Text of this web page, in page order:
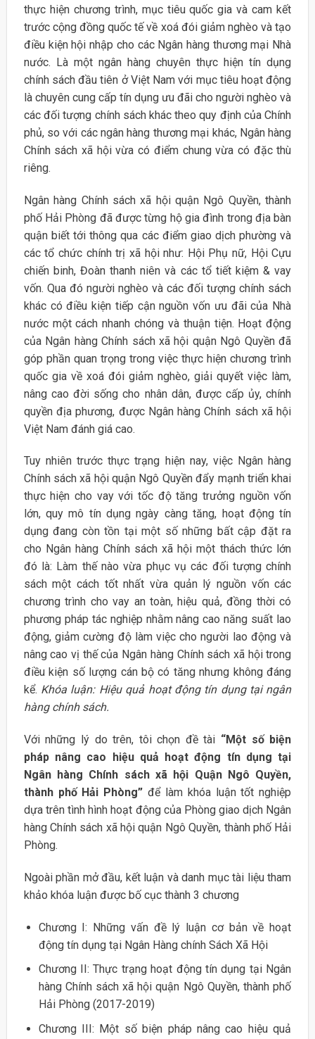
thực hiện chương trình, mục tiêu quốc gia và cam kết
trước cộng đồng quốc tế về xoá đói giảm nghèo và tạo
điều kiện hội nhập cho các Ngân hàng thương mại Nhà
nước. Là một ngân hàng chuyên thực hiện tín dụng
chính sách đầu tiên ở Việt Nam với mục tiêu hoạt động
là chuyên cung cấp tín dụng ưu đãi cho người nghèo và
các đối tượng chính sách khác theo quy định của Chính
phủ, so với các ngân hàng thương mại khác, Ngân hàng
Chính sách xã hội vừa có điểm chung vừa có đặc thù
riêng.
Ngân hàng Chính sách xã hội quận Ngô Quyền, thành
phố Hải Phòng đã được từng hộ gia đình trong địa bàn
quận biết tới thông qua các điểm giao dịch phường và
các tổ chức chính trị xã hội như: Hội Phụ nữ, Hội Cựu
chiến binh, Đoàn thanh niên và các tổ tiết kiệm & vay
vốn. Qua đó người nghèo và các đối tượng chính sách
khác có điều kiện tiếp cận nguồn vốn ưu đãi của Nhà
nước một cách nhanh chóng và thuận tiện. Hoạt động
của Ngân hàng Chính sách xã hội quận Ngô Quyền đã
góp phần quan trọng trong việc thực hiện chương trình
quốc gia về xoá đói giảm nghèo, giải quyết việc làm,
nâng cao đời sống cho nhân dân, được cấp ủy, chính
quyền địa phương, được Ngân hàng Chính sách xã hội
Việt Nam đánh giá cao.
Tuy nhiên trước thực trạng hiện nay, việc Ngân hàng
Chính sách xã hội quận Ngô Quyền đẩy mạnh triển khai
thực hiện cho vay với tốc độ tăng trưởng nguồn vốn
lớn, quy mô tín dụng ngày càng tăng, hoạt động tín
dụng đang còn tồn tại một số những bất cập đặt ra
cho Ngân hàng Chính sách xã hội một thách thức lớn
đó là: Làm thế nào vừa phục vụ các đối tượng chính
sách một cách tốt nhất vừa quản lý nguồn vốn các
chương trình cho vay an toàn, hiệu quả, đồng thời có
phương pháp tác nghiệp nhằm nâng cao năng suất lao
động, giảm cường độ làm việc cho người lao động và
nâng cao vị thế của Ngân hàng Chính sách xã hội trong
điều kiện số lượng cán bộ có tăng nhưng không đáng
kể. Khóa luận: Hiệu quả hoạt động tín dụng tại ngân
hàng chính sách.
Với những lý do trên, tôi chọn đề tài “Một số biện
pháp nâng cao hiệu quả hoạt động tín dụng tại
Ngân hàng Chính sách xã hội Quận Ngô Quyền,
thành phố Hải Phòng” để làm khóa luận tốt nghiệp
dựa trên tình hình hoạt động của Phòng giao dịch Ngân
hàng Chính sách xã hội quận Ngô Quyền, thành phố Hải
Phòng.
Ngoài phần mở đầu, kết luận và danh mục tài liệu tham
khảo khóa luận được bố cục thành 3 chương
Chương I: Những vấn đề lý luận cơ bản về hoạt
động tín dụng tại Ngân Hàng chính Sách Xã Hội
Chương II: Thực trạng hoạt động tín dụng tại Ngân
hàng Chính sách xã hội quận Ngô Quyền, thành phố
Hải Phòng (2017-2019)
Chương III: Một số biện pháp nâng cao hiệu quả